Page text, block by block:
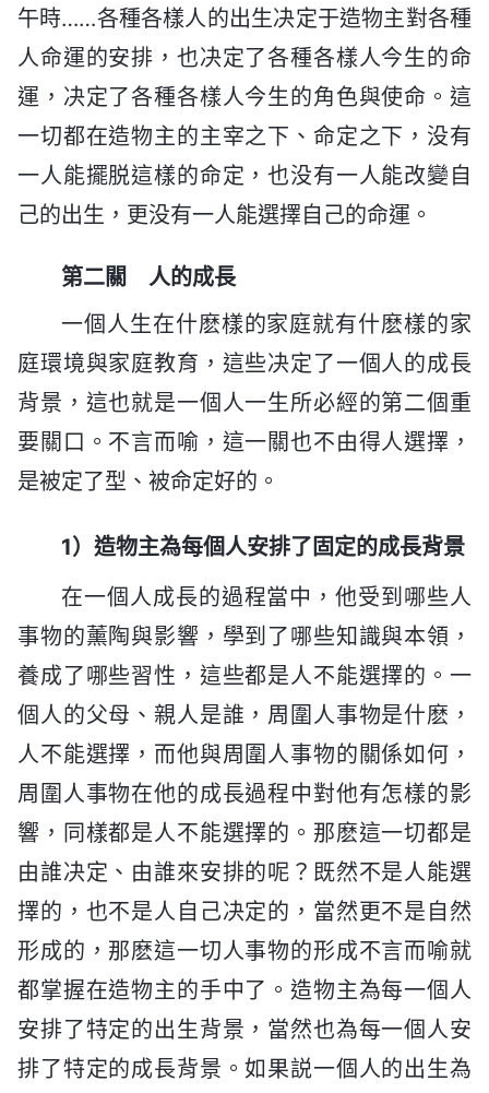
午時……各種各樣人的出生决定于造物主對各種
人命運的安排，也决定了各種各樣人今生的命
運，决定了各種各樣人今生的角色與使命。這
一切都在造物主的主宰之下、命定之下，没有
一人能擺脱這樣的命定，也没有一人能改變自
己的出生，更没有一人能選擇自己的命運。
第二關 人的成長
一個人生在什麽樣的家庭就有什麽樣的家
庭環境與家庭教育，這些决定了一個人的成長
背景，這也就是一個人一生所必經的第二個重
要關口。不言而喻，這一關也不由得人選擇，
是被定了型、被命定好的。
1）造物主為每個人安排了固定的成長背景
在一個人成長的過程當中，他受到哪些人
事物的薰陶與影響，學到了哪些知識與本領，
養成了哪些習性，這些都是人不能選擇的。一
個人的父母、親人是誰，周圍人事物是什麽，
人不能選擇，而他與周圍人事物的關係如何，
周圍人事物在他的成長過程中對他有怎樣的影
響，同樣都是人不能選擇的。那麽這一切都是
由誰决定、由誰來安排的呢？既然不是人能選
擇的，也不是人自己决定的，當然更不是自然
形成的，那麽這一切人事物的形成不言而喻就
都掌握在造物主的手中了。造物主為每一個人
安排了特定的出生背景，當然也為每一個人安
排了特定的成長背景。如果説一個人的出生為